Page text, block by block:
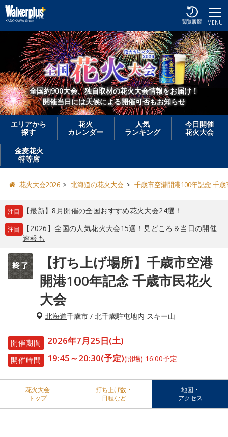
MENU
閲覧履歴
全国約900大会、独自取材の花火大会情報をお届け！
開催当日には天候による開催可否もお知らせ
エリアから
探す
花火
カレンダー
人気
ランキング
今日開催
花火大会
金麦花火
特等席
花火大会2026 北海道の花火大会 千歳市空港開港100年記念 千
注目 【最新】8月開催の全国おすすめ花火大会24選！
注目
【2026】全国の人気花火大会15選！見どころ＆当日の開催
速報も
【打ち上げ場所】千歳市空港
開港100年記念 千歳市民花火
大会
北海道千歳市 / 北千歳駐屯地内 スキー山
開催期間 2026年7月25日(土)
開催時間 19:45～20:30(予定)(開場) 16:00予定
花火大会
トップ
打ち上げ数・
日程など
地図・
アクセス